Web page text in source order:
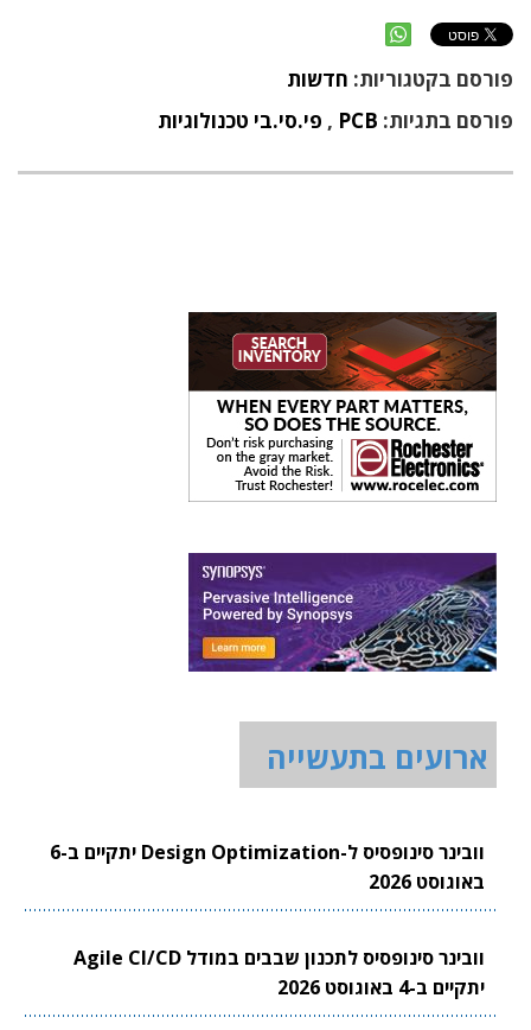
פורסם בקטגוריות: חדשות
פורסם בתגיות: PCB
, פי.סי.בי טכנולוגיות
ארועים בתעשייה
וובינר סינופסיס ל-Design Optimization יתקיים ב-6
באוגוסט 2026
וובינר סינופסיס לתכנון שבבים במודל Agile CI/CD
יתקיים ב-4 באוגוסט 2026